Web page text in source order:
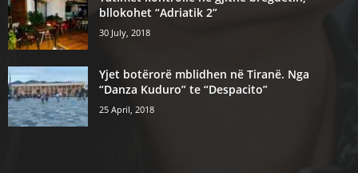
bllokohet “Adriatik 2”
30 July, 2018
Yjet botërorë mblidhen në Tiranë. Nga
“Danza Kuduro” te “Despacito”
25 April, 2018